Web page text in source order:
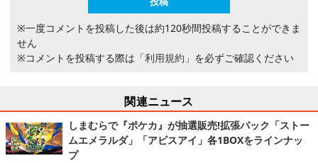
※一度コメントを投稿した後は約120秒間投稿することができま
せん
※コメントを投稿する際は 「利用規約」 を必ずご確認ください
関連ニュース
しまむらで『ポケカ』が抽選販売!拡張パック「ストー
ムエメラルダ」「アビスアイ」各1BOXをラインナッ
プ